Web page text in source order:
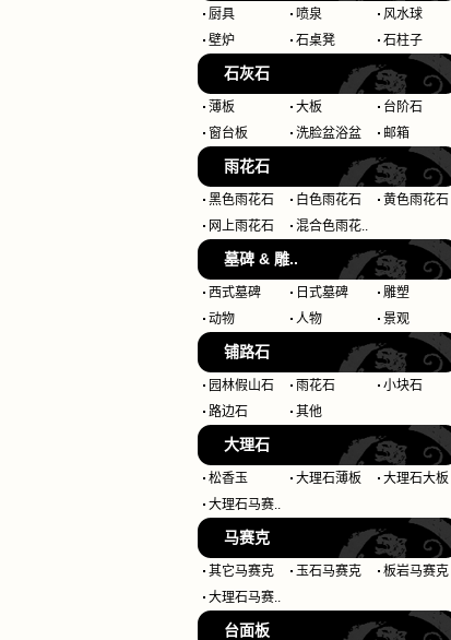
厨具 喷泉
风水球
壁炉
石桌凳 石柱子
石灰石
薄板 大板
台阶石
窗台板
洗脸盆浴盆 邮箱
雨花石
黑色雨花石 白色雨花石
黄色雨花石
网上雨花石
混合色雨花..
墓碑 & 雕..
西式墓碑 日式墓碑
雕塑
动物
人物 景观
铺路石
园林假山石 雨花石
小块石
路边石
其他
大理石
松香玉 大理石薄板
大理石大板
大理石马赛..
马赛克
其它马赛克 玉石马赛克
板岩马赛克
大理石马赛..
台面板